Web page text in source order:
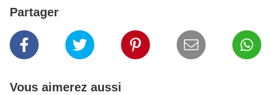
Partager
Vous aimerez aussi